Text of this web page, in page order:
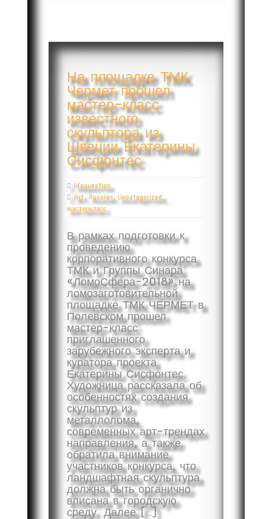
На площадке ТМК
Чермет прошел
мастер-класс
известного
скульптора из
Швеции Екатерины
Сисфонтес
lifequestion
Art, Russian, Uncategorized,
мастеркласс
В рамках подготовки к
проведению
корпоративного конкурса
ТМК и Группы Синара
«ЛомоСфера-2018» на
ломозаготовительной
площадке ТМК ЧЕРМЕТ в
Полевском прошел
мастер-класс
приглашенного
зарубежного эксперта и
куратора проекта
Екатерины Сисфонтес.
Художница рассказала об
особенностях создания
скульптур из
металлолома,
современных арт-трендах
направления, а также
обратила внимание
участников конкурса, что
ландшафтная скульптура
должна быть органично
вписана в городскую
среду. Далее […]